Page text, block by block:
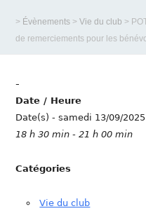
> Évènements >Vie du club >
de remerciements pour les
-
Date / Heure
Date(s) - samedi 13/09/2025
18 h 30 min - 21 h 00 min
Catégories
Vie du club